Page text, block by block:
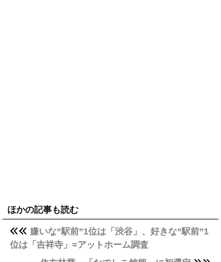
ほかの記事も読む
嫌いな”駅前”1位は「渋谷」、好きな”駅前”1
位は「吉祥寺」=アットホーム調査